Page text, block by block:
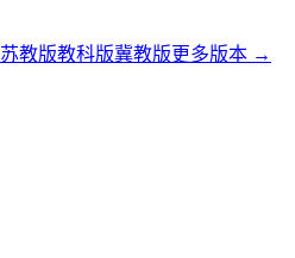
苏教版教科版冀教版更多版本 →